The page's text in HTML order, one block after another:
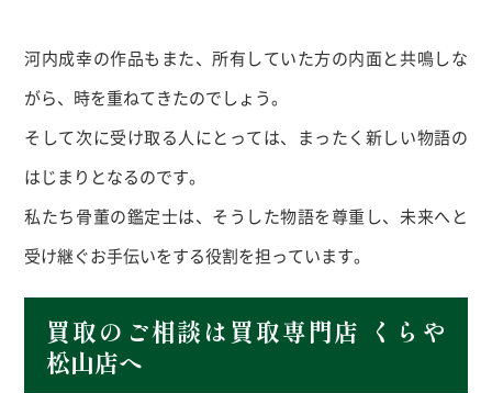
河内成幸の作品もまた、所有していた方の内面と共鳴しな
がら、時を重ねてきたのでしょう。
そして次に受け取る人にとっては、まったく新しい物語の
はじまりとなるのです。
私たち骨董の鑑定士は、そうした物語を尊重し、未来へと
受け継ぐお手伝いをする役割を担っています。
買取のご相談は買取専門店 くらや
松山店へ